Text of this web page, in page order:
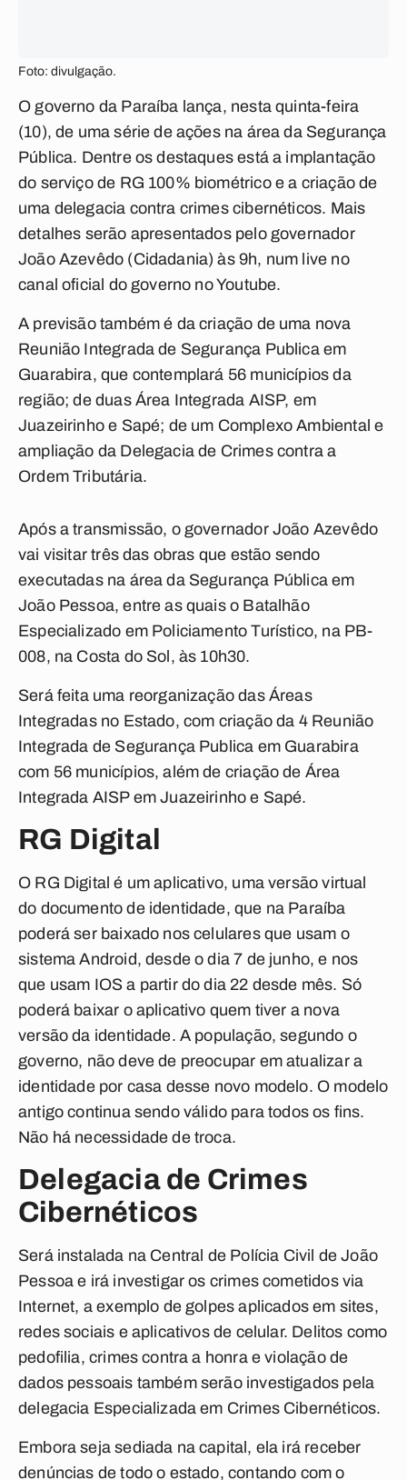
Foto: divulgação.
O governo da Paraíba lança, nesta quinta-feira
(10), de uma série de ações na área da Segurança
Pública. Dentre os destaques está a implantação
do serviço de RG 100% biométrico e a criação de
uma delegacia contra crimes cibernéticos. Mais
detalhes serão apresentados pelo governador
João Azevêdo (Cidadania) às 9h, num live no
canal oficial do governo no Youtube.
A previsão também é da criação de uma nova
Reunião Integrada de Segurança Publica em
Guarabira, que contemplará 56 municípios da
região; de duas Área Integrada AISP, em
Juazeirinho e Sapé; de um Complexo Ambiental e
ampliação da Delegacia de Crimes contra a
Ordem Tributária.
Após a transmissão, o governador João Azevêdo
vai visitar três das obras que estão sendo
executadas na área da Segurança Pública em
João Pessoa, entre as quais o Batalhão
Especializado em Policiamento Turístico, na PB-
008, na Costa do Sol, às 10h30.
Será feita uma reorganização das Áreas
Integradas no Estado, com criação da 4 Reunião
Integrada de Segurança Publica em Guarabira
com 56 municípios, além de criação de Área
Integrada AISP em Juazeirinho e Sapé.
RG Digital
O RG Digital é um aplicativo, uma versão virtual
do documento de identidade, que na Paraíba
poderá ser baixado nos celulares que usam o
sistema Android, desde o dia 7 de junho, e nos
que usam IOS a partir do dia 22 desde mês. Só
poderá baixar o aplicativo quem tiver a nova
versão da identidade. A população, segundo o
governo, não deve de preocupar em atualizar a
identidade por casa desse novo modelo. O modelo
antigo continua sendo válido para todos os fins.
Não há necessidade de troca.
Delegacia de Crimes
Cibernéticos
Será instalada na Central de Polícia Civil de João
Pessoa e irá investigar os crimes cometidos via
Internet, a exemplo de golpes aplicados em sites,
redes sociais e aplicativos de celular. Delitos como
pedofilia, crimes contra a honra e violação de
dados pessoais também serão investigados pela
delegacia Especializada em Crimes Cibernéticos.
Embora seja sediada na capital, ela irá receber
denúncias de todo o estado, contando com o